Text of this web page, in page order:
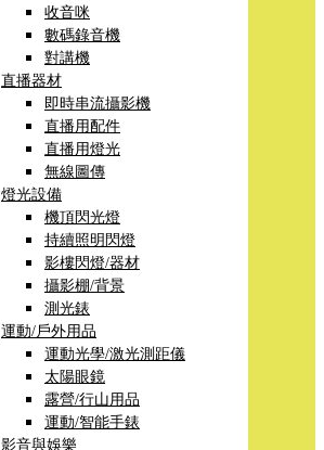
收音咪
數碼錄音機
對講機
直播器材
即時串流攝影機
直播用配件
直播用燈光
無線圖傳
燈光設備
機頂閃光燈
持續照明閃燈
影樓閃燈/器材
攝影棚/背景
測光錶
運動/戶外用品
運動光學/激光測距儀
太陽眼鏡
露營/行山用品
運動/智能手錶
影音與娛樂